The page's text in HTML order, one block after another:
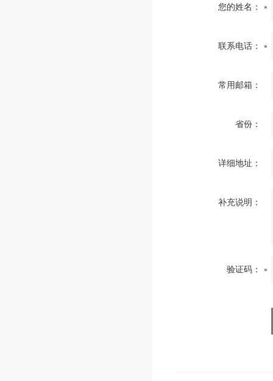
您的姓名：
联系电话：
常用邮箱：
省份：
详细地址：
补充说明：
验证码：